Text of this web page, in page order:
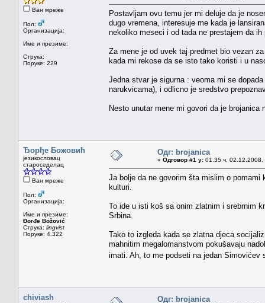
Ван мреже
Пол:
Организација:
Име и презиме:
Струка:
Поруке: 229
Postavljam ovu temu jer mi deluje da je
dugo vremena, interesuje me kada je
nekoliko meseci i od tada ne prestajem da
Za mene je od uvek taj predmet bio vezan
kada mi rekose da se isto tako koristi i u
Jedna stvar je sigurna : veoma mi se
narukvicama), i odlicno je sredstvo
Nesto unutar mene mi govori da je
Ђорђе Божовић
језикословац
староседелац
Ван мреже
Пол:
Организација:
Име и презиме:
Đorđe Božović
Струка: lingvist
Поруке: 4.322
Одг: brojanica
« Одговор #1 у: 01.35 ч. 02.12.2008.
Ja bolje da ne govorim šta mislim o
kulturi.
To ide u isti koš sa onim zlatnim i srebrnim
Srbina.
Tako to izgleda kada se zlatna djeca
mahnitim megalomanstvom pokušavaju
imati. Ah, to me podseti na jedan Simovićev
chiviash Одг: brojanica